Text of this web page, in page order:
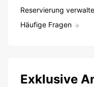
Reservierung
Häufige Fragen
Exklusive